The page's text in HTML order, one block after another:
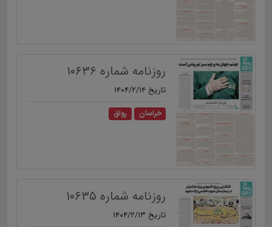
روزنامه شماره ۱۰۶۳۶
تاریخ ۱۴۰۴/۲/۱۴
خراسان رواق
روزنامه شماره ۱۰۶۳۵
تاریخ ۱۴۰۴/۲/۱۳